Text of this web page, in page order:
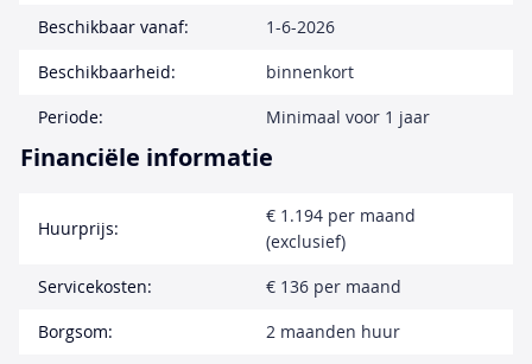
Beschikbaar vanaf:
1-6-2026
Beschikbaarheid:
binnenkort
Periode:
Minimaal voor 1 jaar
Financiële informatie
Huurprijs:
€ 1.194 per maand
(exclusief)
Servicekosten:
€ 136 per maand
Borgsom:
2 maanden huur